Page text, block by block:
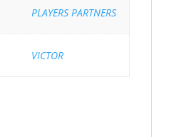
PLAYERS PARTNERS
VICTOR